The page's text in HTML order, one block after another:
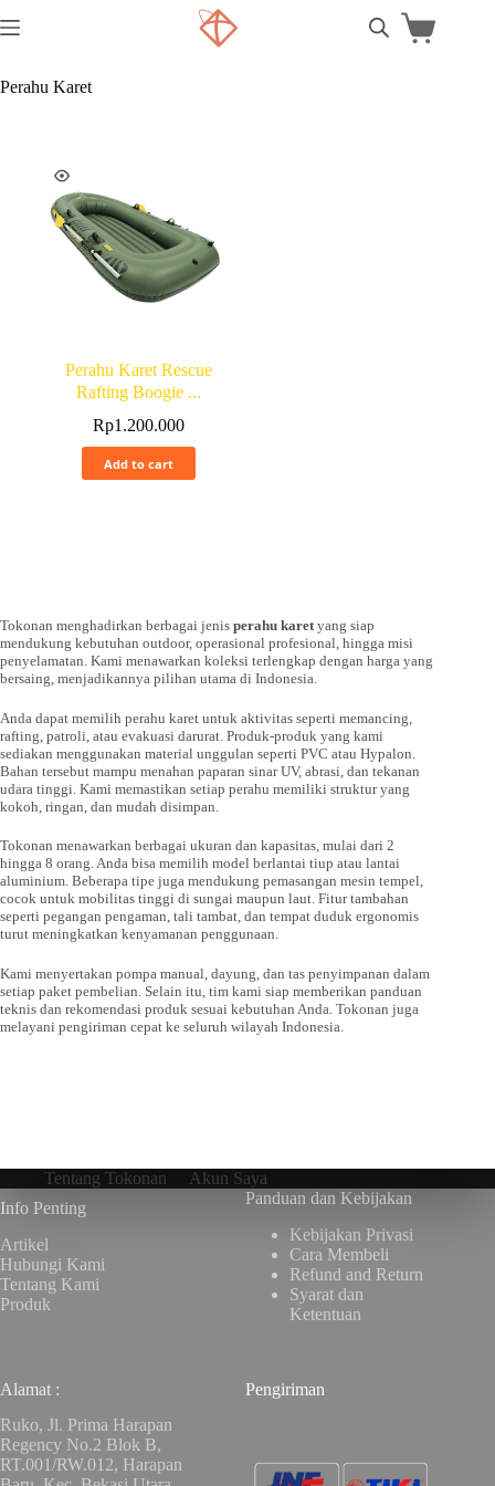
Perahu Karet
Perahu Karet Rescue
Rafting Boogie ...
Rp1.200.000
Add to cart
Tokonan menghadirkan berbagai jenis perahu karetyang siap
mendukung kebutuhan outdoor, operasional profesional, hingga misi
penyelamatan. Kami menawarkan koleksi terlengkap dengan harga yang
bersaing, menjadikannya pilihan utama di Indonesia.
Anda dapat memilih perahu karet untuk aktivitas seperti memancing,
rafting, patroli, atau evakuasi darurat. Produk-produk yang kami
sediakan menggunakan material unggulan seperti PVC atau Hypalon.
Bahan tersebut mampu menahan paparan sinar UV, abrasi, dan tekanan
udara tinggi. Kami memastikan setiap perahu memiliki struktur yang
kokoh, ringan, dan mudah disimpan.
Tokonan menawarkan berbagai ukuran dan kapasitas, mulai dari 2
hingga 8 orang. Anda bisa memilih model berlantai tiup atau lantai
aluminium. Beberapa tipe juga mendukung pemasangan mesin tempel,
cocok untuk mobilitas tinggi di sungai maupun laut. Fitur tambahan
seperti pegangan pengaman, tali tambat, dan tempat duduk ergonomis
turut meningkatkan kenyamanan penggunaan.
Kami menyertakan pompa manual, dayung, dan tas penyimpanan dalam
setiap paket pembelian. Selain itu, tim kami siap memberikan panduan
teknis dan rekomendasi produk sesuai kebutuhan Anda. Tokonan juga
melayani pengiriman cepat ke seluruh wilayah Indonesia.
Tentang Tokonan
Akun Saya
Info Penting
Artikel
Hubungi Kami
Tentang Kami
Produk
Panduan dan Kebijakan
Kebijakan Privasi
Cara Membeli
Refund and Return
Syarat dan
Ketentuan
Alamat :
Ruko, Jl. Prima Harapan
Regency No.2 Blok B,
RT.001/RW.012, Harapan
Pengiriman